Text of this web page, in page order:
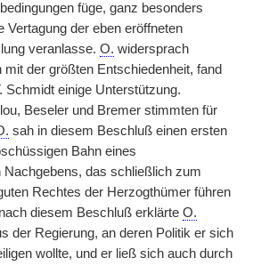
füge, ganz besonders
Vertagung der eben eröffneten
veranlasse. O. widersprach
mit der größten Entschiedenheit, fand
Schmidt einige Unterstützung.
Beseler und Bremer stimmten für
sah in diesem Beschluß einen ersten
Bahn eines
Nachgebens, das schließlich zum
Rechtes der Herzogthümer führen
diesem Beschluß erklärte O.
der Regierung, an deren Politik er sich
wollte, und er ließ sich auch durch